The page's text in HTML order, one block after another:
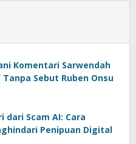
Komentari Sarwendah
Sebut Ruben Onsu
dari Scam AI: Cara
Penipuan Digital